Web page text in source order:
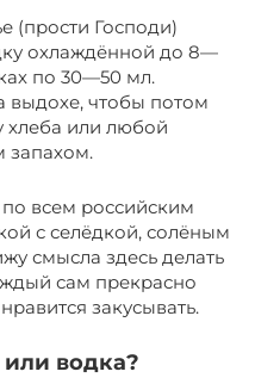
(прости Господи)
охлаждённой до 8—
по 30—50 мл.
выдохе, чтобы потом
хлеба или любой
запахом.
всем российским
с селёдкой, солёным
смысла здесь делать
сам прекрасно
закусывать.
водка?